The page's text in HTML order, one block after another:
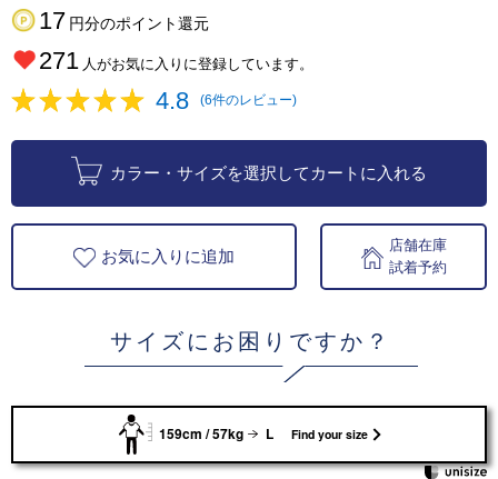
17 円分のポイント還元
271 人がお気に入りに登録しています。
4.8 (6件のレビュー)
カラー・サイズを選択してカートに入れる
お気に入りに追加
店舗在庫
試着予約
サイズにお困りですか？
159cm / 57kg L Find your size